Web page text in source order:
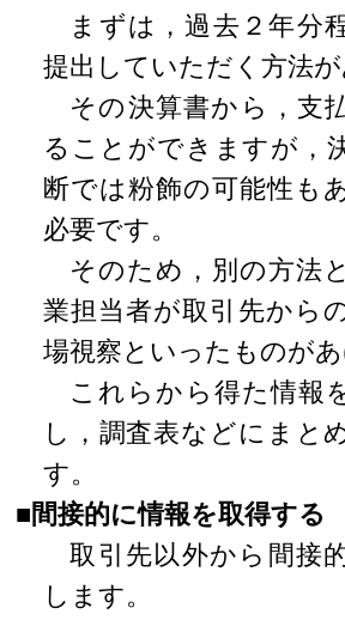
まずは，過去２年分
提出していただく方法が
その決算書から，支
ることができますが，
断では粉飾の可能性も
必要です。
そのため，別の方法
業担当者が取引先から
場視察といったものがあ
これらから得た情報
し，調査表などにまと
す。
■間接的に情報を取得する
取引先以外から間接
します。